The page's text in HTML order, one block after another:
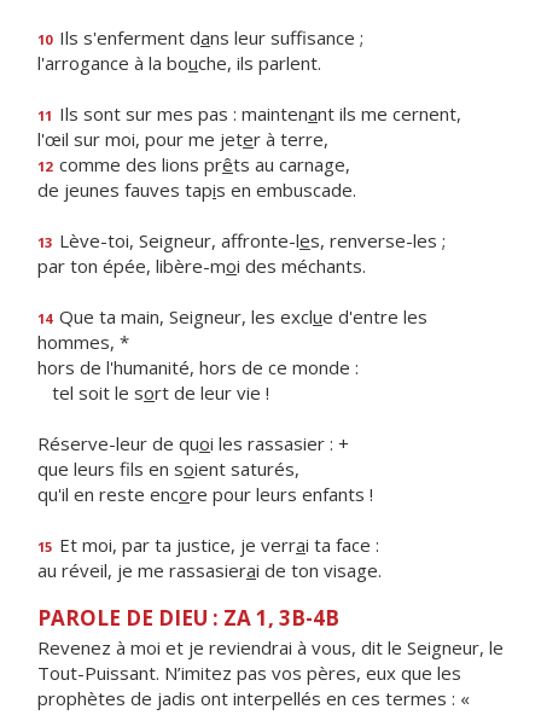
10 Ils s'enferment dans leur suffisance ;
l'arrogance à la bouche, ils parlent.
11 Ils sont sur mes pas : maintenant ils me cernent,
l'œil sur moi, pour me jeter à terre,
12 comme des lions prêts au carnage,
de jeunes fauves tapis en embuscade.
13 Lève-toi, Seigneur, affronte-les, renverse-les ;
par ton épée, libère-moi des méchants.
14 Que ta main, Seigneur, les exclue d'entre les
hommes, *
hors de l'humanité, hors de ce monde :
tel soit le sort de leur vie !
Réserve-leur de quoi les rassasier : +
que leurs fils en soient saturés,
qu'il en reste encore pour leurs enfants !
15 Et moi, par ta justice, je verrai ta face :
au réveil, je me rassasierai de ton visage.
PAROLE DE DIEU : ZA 1, 3B-4B
Revenez à moi et je reviendrai à vous, dit le Seigneur, le
Tout-Puissant. N’imitez pas vos pères, eux que les
prophètes de jadis ont interpellés en ces termes : «